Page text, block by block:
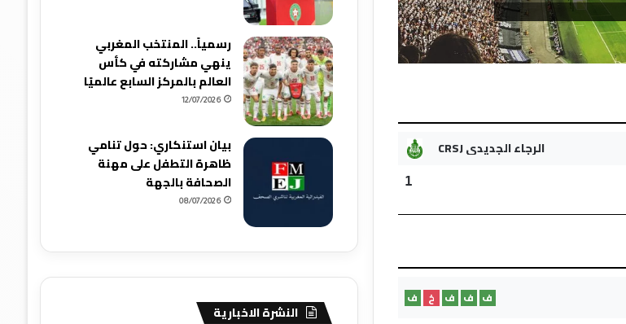
الرجاء الجديدي CRSJ
1
ف ف ف خ ف
رسمياً.. المنتخب المغربي
ينهي مشاركته في كأس
العالم بالمركز السابع عالميًا
12/07/2026
بيان استنكاري: حول تنامي
ظاهرة التطفل على مهنة
الصحافة بالجهة
08/07/2026
النشرة الاخبارية